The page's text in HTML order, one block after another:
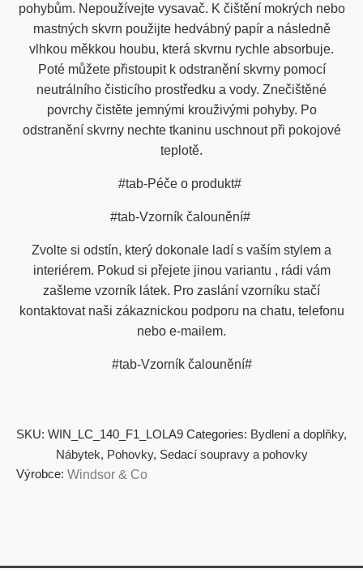
pohybům. Nepoužívejte vysavač. K čištění mokrých nebo
mastných skvrn použijte hedvábný papír a následně
vlhkou měkkou houbu, která skvrnu rychle absorbuje.
Poté můžete přistoupit k odstranění skvrny pomocí
neutrálního čisticího prostředku a vody. Znečištěné
povrchy čistěte jemnými krouživými pohyby. Po
odstranění skvrny nechte tkaninu uschnout při pokojové
teplotě.
#tab-Péče o produkt#
#tab-Vzorník čalounění#
Zvolte si odstín, který dokonale ladí s vaším stylem a
interiérem. Pokud si přejete jinou variantu , rádi vám
zašleme vzorník látek. Pro zaslání vzorníku stačí
kontaktovat naši zákaznickou podporu na chatu, telefonu
nebo e-mailem.
#tab-Vzorník čalounění#
SKU: WIN_LC_140_F1_LOLA9 Categories: Bydlení a doplňky,
Nábytek, Pohovky, Sedací soupravy a pohovky
Výrobce: Windsor & Co